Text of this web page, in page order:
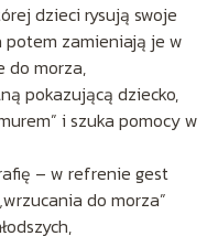
dzieci rysują swoje
potem zamieniają je w
do morza,
pokazującą dziecko,
i szuka pomocy w
– w refrenie gest
do morza”